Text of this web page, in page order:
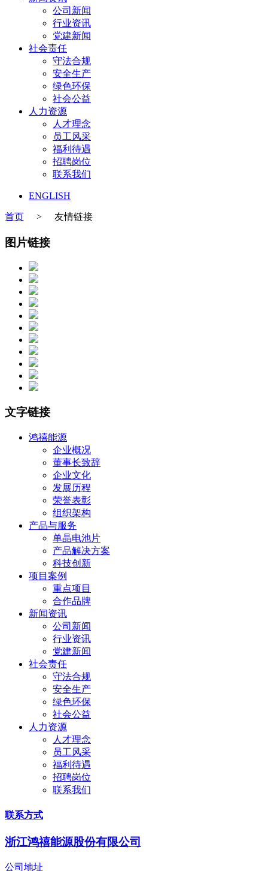
公司新闻
行业资讯
党建新闻
社会责任
守法合规
安全生产
绿色环保
社会公益
人力资源
人才理念
员工风采
福利待遇
招聘岗位
联系我们
ENGLISH
首页 > 友情链接
图片链接
文字链接
鸿禧能源
企业概况
董事长致辞
企业文化
发展历程
荣誉表彰
组织架构
产品与服务
单晶电池片
产品解决方案
科技创新
项目案例
重点项目
合作品牌
新闻资讯
公司新闻
行业资讯
党建新闻
社会责任
守法合规
安全生产
绿色环保
社会公益
人力资源
人才理念
员工风采
福利待遇
招聘岗位
联系我们
联系方式
浙江鸿禧能源股份有限公司
公司地址